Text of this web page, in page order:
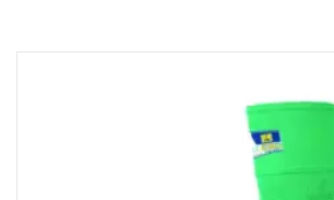
toepassingen in een geoliede
Beschikbare maten: 7-11. Conform